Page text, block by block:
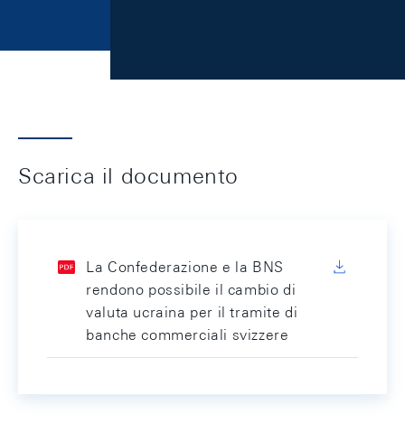
Scarica il documento
La Confederazione e la BNS
rendono possibile il cambio di
valuta ucraina per il tramite di
banche commerciali svizzere